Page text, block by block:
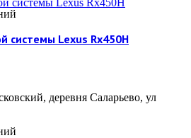
системы Lexus Rx450H
деревня Саларьево, ул